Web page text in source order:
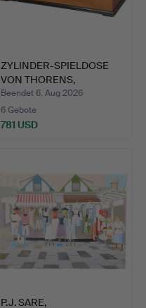
ZYLINDER-SPIELDOSE
VON THORENS,
SCHWEIZ, 2…
Beendet 6. Aug 2026
6 Gebote
781 USD
P.J. SARE,